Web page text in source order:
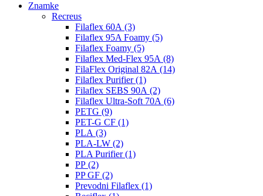
Znamke
Recreus
Filaflex 60A (3)
Filaflex 95A Foamy (5)
Filaflex Foamy (5)
Filaflex Med-Flex 95A (8)
FilaFlex Original 82A (14)
Filaflex Purifier (1)
Filaflex SEBS 90A (2)
Filaflex Ultra-Soft 70A (6)
PETG (9)
PET-G CF (1)
PLA (3)
PLA-LW (2)
PLA Purifier (1)
PP (2)
PP GF (2)
Prevodni Filaflex (1)